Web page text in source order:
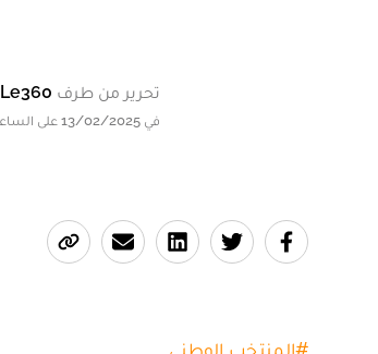
تحرير من طرف Le360
في 13/02/2025 على الساعة 12:21
#المنتخب الوطني